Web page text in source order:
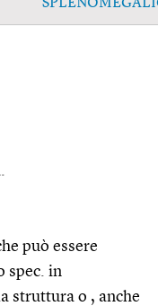
può essere
spec. in
struttura o , anche